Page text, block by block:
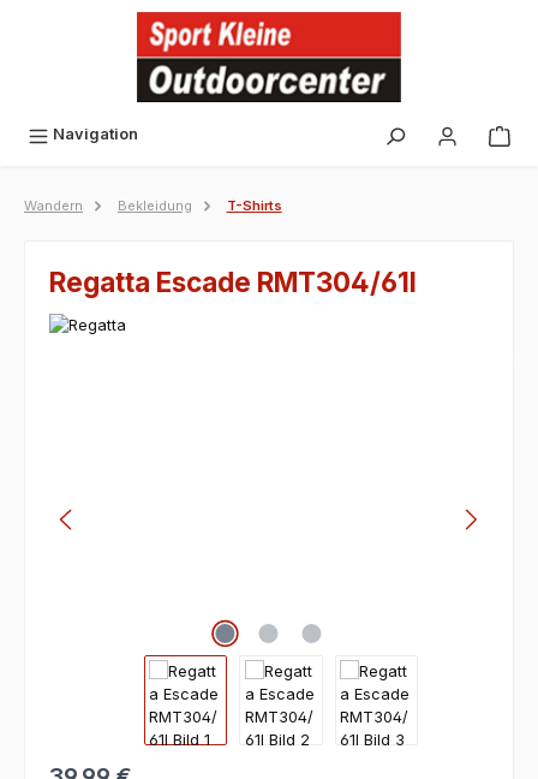
Navigation
Wandern Bekleidung T-Shirts
Regatta Escade RMT304/61I